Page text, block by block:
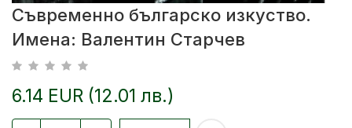
Съвременно българско изкуство.
Имена: Валентин Старчев
6.14 EUR (12.01 лв.)